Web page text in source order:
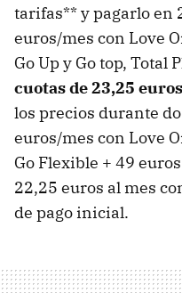
tarifas** y pagarlo en
euros/mes con Love
Go Up y Go top, Total
cuotas de 23,25 euros
los precios durante
euros/mes con Love
Go Flexible + 49
22,25 euros al mes
de pago inicial.